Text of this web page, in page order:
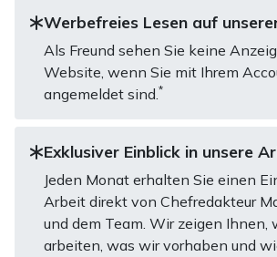
Werbefreies Lesen auf
Als Freund sehen Sie keine
Website, wenn Sie mit Ihrem
angemeldet sind.*
Exklusiver Einblick in unsere
Jeden Monat erhalten Sie einen
Arbeit direkt von Chefredakteur
und dem Team. Wir zeigen Ihnen,
arbeiten, was wir vorhaben und